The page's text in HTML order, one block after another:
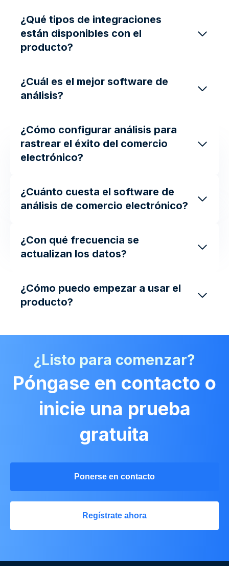
¿Qué tipos de integraciones
están disponibles con el
producto?
¿Cuál es el mejor software de
análisis?
¿Cómo configurar análisis para
rastrear el éxito del comercio
electrónico?
¿Cuánto cuesta el software de
análisis de comercio electrónico?
¿Con qué frecuencia se
actualizan los datos?
¿Cómo puedo empezar a usar el
producto?
¿Listo para comenzar?
Póngase en contacto o
inicie una prueba
gratuita
Ponerse en contacto
Regístrate ahora